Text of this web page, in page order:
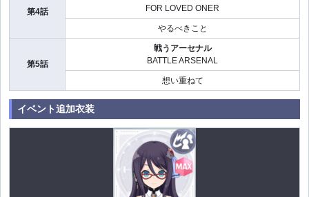
第4話
FOR LOVED ONER
やるべきこと
第5話
戦うアーセナル
BATTLE ARSENAL
想い重ねて
イベント追加衣装